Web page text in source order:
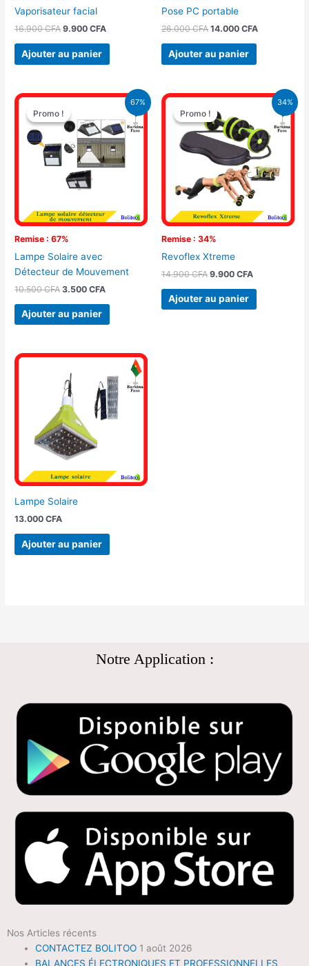
Vaporisateur facial
16.900CFA 9.900CFA
Ajouter au panier
Pose PC portable
26.000CFA 14.000 CFA
Ajouter au panier
67%
Promo !
Remise : 67%
Promo !
Lampe Solaire avec
Détecteur de Mouvement
10.500CFA
Le
prix
initial
était :
10.500 CFA.
3.500CFA
Le
actuel
est :
3.500 CFA.
Ajouter au panier
34%
Promo !
Remise : 34%
Promo !
Revoflex Xtreme
14.900CFA
Le
prix
initial
était :
14.900 CFA.
9.900 CFA
Le
est :
9.900 CFA.
Ajouter au panier
Lampe Solaire
13.000CFA
Ajouter au panier
Notre Application :
Nos Articles récents
CONTACTEZ BOLITOO 1 août 2026
BALANCES ÉLECTRONIQUES ET PROFESSIONNELLES